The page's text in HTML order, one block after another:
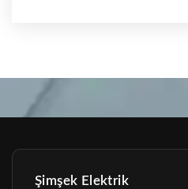
Şimşek Elektrik